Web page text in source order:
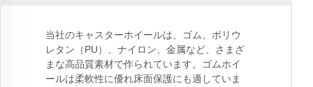
当社のキャスターホイールは、ゴム、ポリウ
レタン（PU）、ナイロン、金属など、さまざ
まな高品質素材で作られています。ゴムホイ
ールは柔軟性に優れ床面保護にも適していま